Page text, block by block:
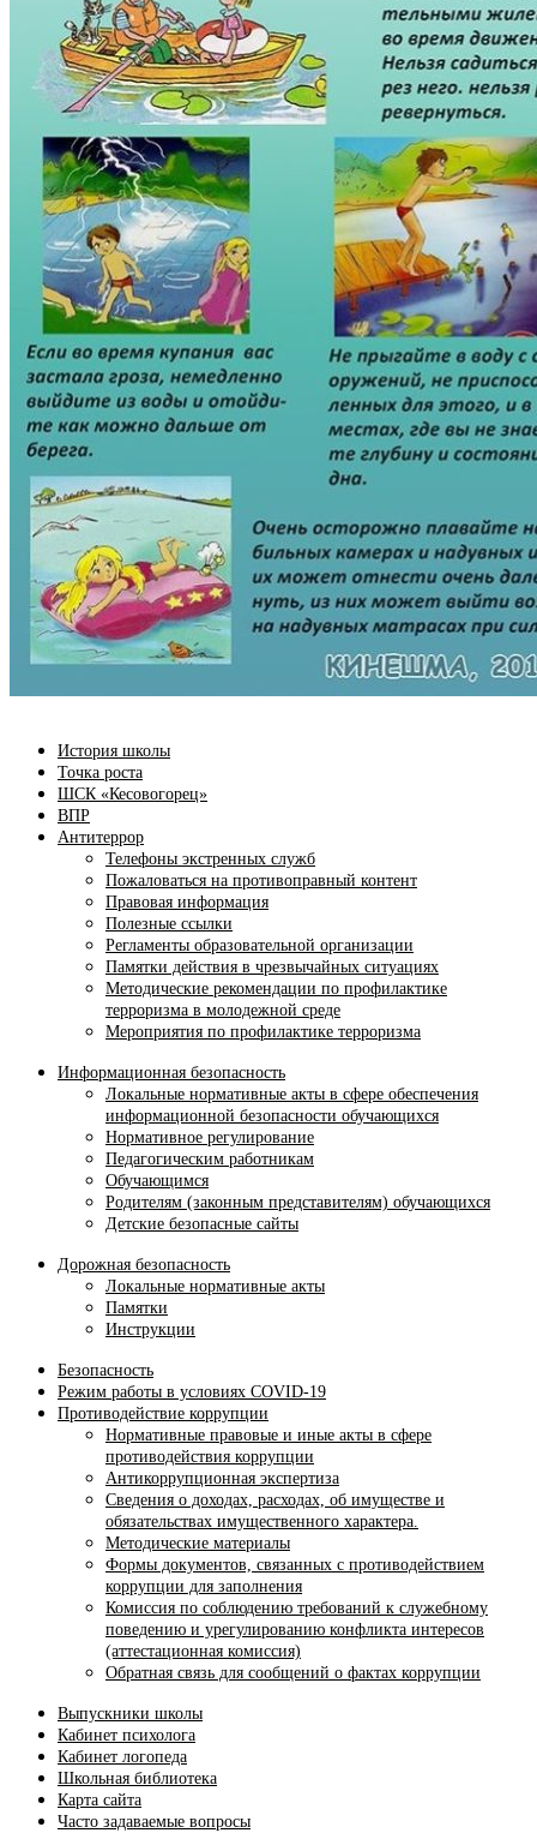
История школы
Точка роста
ШСК «Кесовогорец»
ВПР
Антитеррор
Телефоны экстренных служб
Пожаловаться на противоправный контент
Правовая информация
Полезные ссылки
Регламенты образовательной организации
Памятки действия в чрезвычайных ситуациях
Методические рекомендации по профилактике
терроризма в молодежной среде
Мероприятия по профилактике терроризма
Информационная безопасность
Локальные нормативные акты в сфере обеспечения
информационной безопасности обучающихся
Нормативное регулирование
Педагогическим работникам
Обучающимся
Родителям (законным представителям) обучающихся
Детские безопасные сайты
Дорожная безопасность
Локальные нормативные акты
Памятки
Инструкции
Безопасность
Режим работы в условиях COVID-19
Противодействие коррупции
Нормативные правовые и иные акты в сфере
противодействия коррупции
Антикоррупционная экспертиза
Сведения о доходах, расходах, об имуществе и
обязательствах имущественного характера.
Методические материалы
Формы документов, связанных с противодействием
коррупции для заполнения
Комиссия по соблюдению требований к служебному
поведению и урегулированию конфликта интересов
(аттестационная комиссия)
Обратная связь для сообщений о фактах коррупции
Выпускники школы
Кабинет психолога
Кабинет логопеда
Школьная библиотека
Карта сайта
Часто задаваемые вопросы